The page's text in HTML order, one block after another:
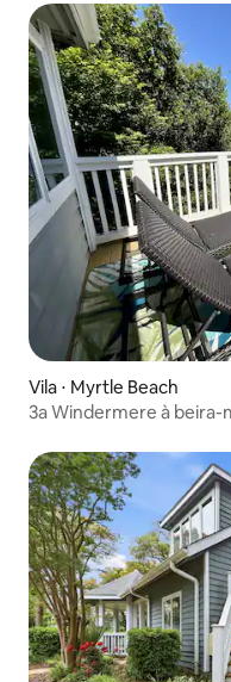
Vila ⋅ Myrtle Beach
3a Windermere à